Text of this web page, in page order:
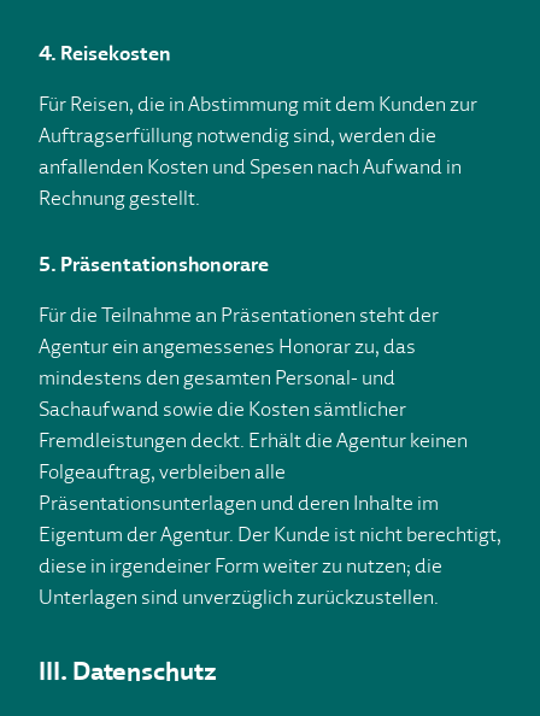
4. Reisekosten
Für Reisen, die in Abstimmung mit dem Kunden zur
Auftragserfüllung notwendig sind, werden die
anfallenden Kosten und Spesen nach Aufwand in
Rechnung gestellt.
5. Präsentationshonorare
Für die Teilnahme an Präsentationen steht der
Agentur ein angemessenes Honorar zu, das
mindestens den gesamten Personal- und
Sachaufwand sowie die Kosten sämtlicher
Fremdleistungen deckt. Erhält die Agentur keinen
Folgeauftrag, verbleiben alle
Präsentationsunterlagen und deren Inhalte im
Eigentum der Agentur. Der Kunde ist nicht berechtigt,
diese in irgendeiner Form weiter zu nutzen; die
Unterlagen sind unverzüglich zurückzustellen.
III. Datenschutz